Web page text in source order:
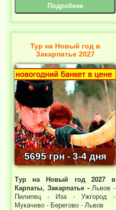
Подробнее
Тур на Новый год в
Закарпатье 2027
5695 грн - 3-4 дня
Тур на Новый год 2027 в
Карпаты, Закарпатье -Львов -
Пилипец - Иза - Ужгород -
Мукачево - Берегово - Львов